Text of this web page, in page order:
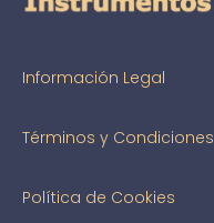
Información Legal
Términos y Condiciones
Política de Cookies